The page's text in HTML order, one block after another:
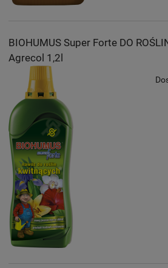
BIOHUMUS Super Forte DO
Agrecol 1,2l